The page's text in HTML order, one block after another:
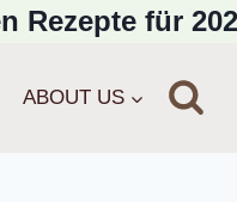
Rezepte für
ABOUT US